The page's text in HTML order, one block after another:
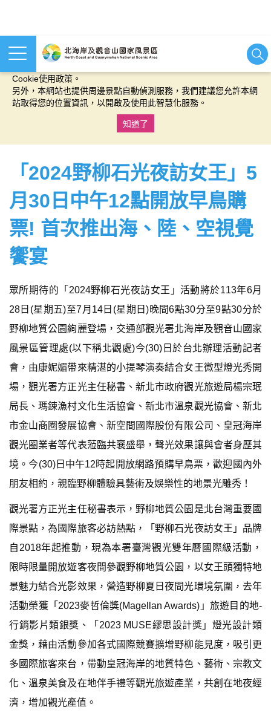
本網站使用cookies等相關技術以持續優化網站服務，並有助於為
Cookie使用政策。
另外，本網站也提供周邊景點自動偵測服務，我們建議您允許本網
站取得您的位置資訊，以開啟及使用此智慧化服務。
知道了
「2024野柳石光夜訪女王」5
月30日中午12點開放早鳥購
票! 首次推出海、陸、空視覺
饗宴
眾所期待的「2024野柳石光夜訪女王」活動將於113年6月
28日(星期五)至7月14日(星期日)晚間6點30分至9點30分於
野柳地質公園絢麗登場，交通部觀光署北海岸及觀音山國家
風景區管理處(以下稱北觀處)今(30)日於台北辦理活動記者
會，由康妮媚帶來精湛的小提琴演奏結合女王微型燈光秀開
場，觀光署方正光主任秘書、新北市政府觀光旅遊局楊宗珉
局長、瑪鋉漁村文化生活協會、新北市溫泉觀光協會、新北
市金山商圈發展協會、新空間國際股份有限公司、皇冠海岸
觀光圈業者等代表蒞臨共襄盛舉，聲光效果讓與會者身歷其
境。今(30)日中午12時起開放網路預購早鳥票，歡迎國內外
朋友相約，親臨野柳體驗具藝術及娛樂性的地景光雕秀！
觀光署方正光主任秘書表示，野柳地質公園是北台灣重要國
際景點，為國際旅客必訪熱點，「野柳石光夜訪女王」品牌
自2018年起推動，現為本署臺灣觀光雙年曆國際級活動，
限時限量開放遊客夜間參觀野柳地質公園，以女王頭獨特地
景魅力結合光影效果，營造野柳夏日夜間光環境氛圍，去年
活動榮獲「2023麥哲倫獎(Magellan Awards)」旅遊目的地-
行銷影片類銀獎、「2023 MUSE繆思設計獎」燈光設計類
金獎，藉由活動參加各式國際競賽擴增野柳能見度，吸引更
多國際旅客來台，帶動皇冠海岸的地質特色、藝術、宗教文
化、溫泉美食及在地伴手禮等觀光旅遊產業，共創在地夜經
濟，增加觀光產值。